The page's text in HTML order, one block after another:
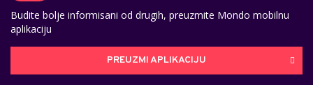
Budite bolje informisani od drugih, preuzmite Mondo mobilnu
aplikaciju
PREUZMI APLIKACIJU